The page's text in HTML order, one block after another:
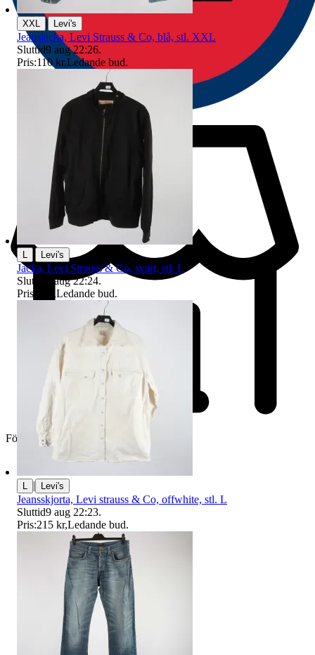
Företag
XXL | Levi's
Jeansjacka, Levi Strauss & Co, blå, stl. XXL
Sluttid9 aug 22:26.
Pris:110 kr,Ledande bud.
Levi's
Jacka, Levi Strauss & Co, svart, stl. L
Sluttid
9 aug 22:24.
Pris:
,Ledande bud.
| Levi's
Jeansskjorta, Levi strauss & Co, offwhite, stl. L
Sluttid9 aug 22:23.
Pris:215 kr,Ledande bud.